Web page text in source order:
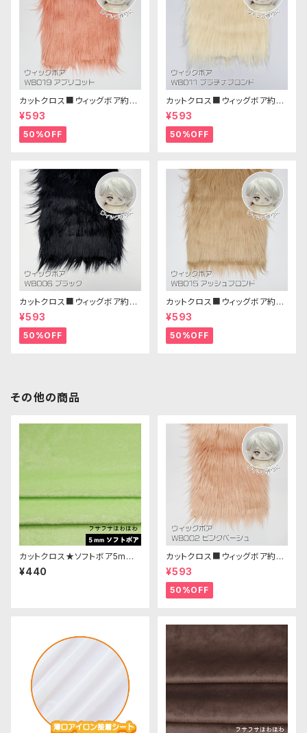
カットクロス■ウィッグボア約8c
m(アプリコット)WB019 ボア生
地 25cm × 45cm
¥593
50%OFF
カットクロス■ウィッグボア約8c
m(プラチナブロンド)WB011 ボ
ア生地 25cm × 45cm
¥593
50%OFF
カットクロス■ウィッグボア約8c
m(ブラック)WB006ボア生地 2
5cm × 45cm
¥593
50%OFF
カットクロス■ウィッグボア約8c
m(アッシュブロンド)WB015 ボ
ア生地 25cm × 45cm
¥593
50%OFF
その他の商品
カットクロス★ソフトボア5mm
(レタス)LB019 ボア生地 50cm
× 45cm
¥440
カットクロス■ウィッグボア約8c
m(ピンクベージュ)WB002ボア
生地 25cm × 45cm
¥593
50%OFF